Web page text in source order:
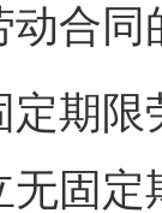
合
限
固